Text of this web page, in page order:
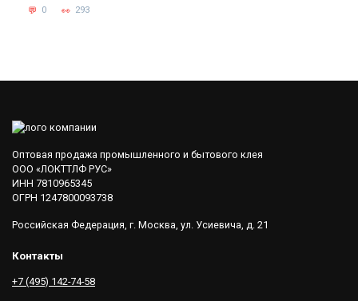
0 293
Оптовая продажа промышленного и бытового клея
ООО «ЛОКТТЛФ РУС»
ИНН 7810965345
ОГРН 1247800093738
Российская Федерация, г. Москва, ул. Усиевича, д. 21
Контакты
+7 (495) 142-74-58